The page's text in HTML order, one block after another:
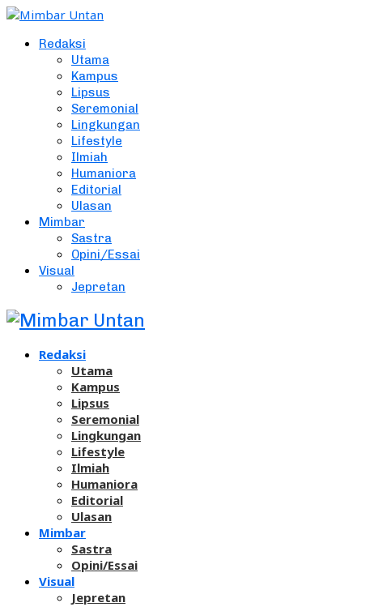
Redaksi
Utama
Kampus
Lipsus
Seremonial
Lingkungan
Lifestyle
Ilmiah
Humaniora
Editorial
Ulasan
Mimbar
Sastra
Opini/Essai
Visual
Jepretan
Redaksi
Utama
Kampus
Lipsus
Seremonial
Lingkungan
Lifestyle
Ilmiah
Humaniora
Editorial
Ulasan
Mimbar
Sastra
Opini/Essai
Visual
Jepretan